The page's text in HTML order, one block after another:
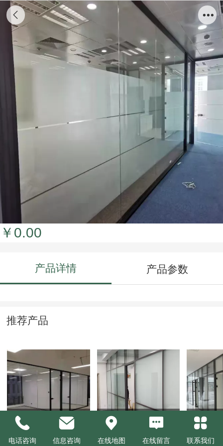
单层玻璃隔断
￥0.00
产品详情 产品参数
推荐产品
单层玻璃隔断 磨砂玻璃隔断 双玻百
电话咨询 信息咨询 在线地图 在线留言 联系我们